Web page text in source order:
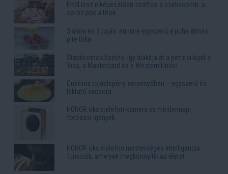
Ettől lesz elképesztően szaftos a csirkecomb: a
sörös pác a titok
3 alma és 3 tojás: ennyire egyszerű a puha almás
pite titka
Stabilcoinos fizetés: így alakítja át a pénz világát a
Visa, a Mastercard és a Western Union
Cukkinis tojáslepény serpenyőben – egyszerű és
laktató vacsora
HONOR okostelefon-kamera vs mindennapi
fotózási igények
HONOR okostelefon mesterséges intelligencia
funkciók, amelyek megkönnyítik az életet